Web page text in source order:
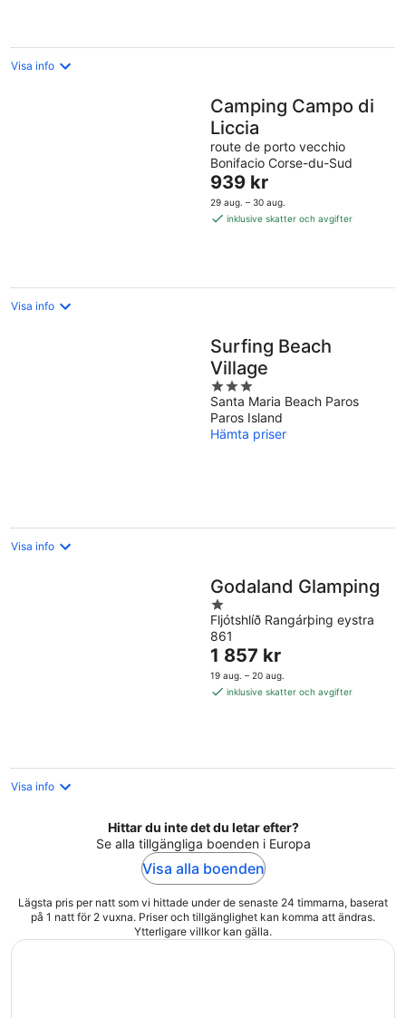
Visa info
Camping Campo di
Liccia
route de porto vecchio
Bonifacio Corse-du-Sud
Priset
är
939 kr
939 kr
29 aug. – 30 aug.
inklusive skatter och avgifter
Visa info
Surfing Beach
Village
3
out
of
5
Santa Maria Beach Paros
Paros Island
Hämta priser
Visa info
Godaland Glamping
1
out
of
5
Fljótshlíð Rangárþing eystra
861
Priset
är
1 857 kr
1 857 kr
19 aug. – 20 aug.
inklusive skatter och avgifter
Visa info
Hittar du inte det du letar efter?
Se alla tillgängliga boenden i Europa
Visa alla boenden
Lägsta pris per natt som vi hittade under de senaste 24 timmarna, baserat
på 1 natt för 2 vuxna. Priser och tillgänglighet kan komma att ändras.
Ytterligare villkor kan gälla.